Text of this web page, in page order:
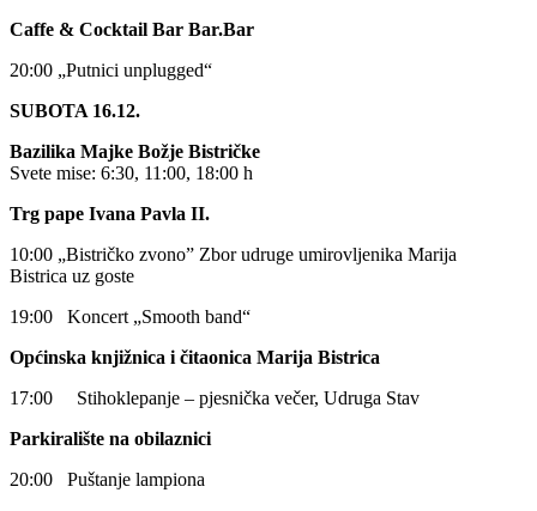
Caffe & Cocktail Bar Bar.Bar
20:00 „Putnici unplugged“
SUBOTA 16.12.
Bazilika Majke Božje Bistričke
Svete mise: 6:30, 11:00, 18:00 h
Trg pape Ivana Pavla II.
10:00 „Bistričko zvono” Zbor udruge umirovljenika Marija
Bistrica uz goste
19:00 Koncert „Smooth band“
Općinska knjižnica i čitaonica Marija Bistrica
17:00 Stihoklepanje – pjesnička večer, Udruga Stav
Parkiralište na obilaznici
20:00 Puštanje lampiona